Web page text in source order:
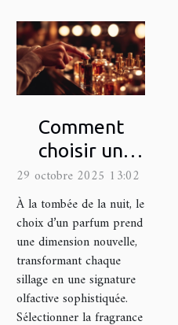
Comment
choisir un
parfum pour
les occasions
nocturnes ?
29 octobre 2025 13:02
À la tombée de la nuit, le
choix d’un parfum prend
une dimension nouvelle,
transformant chaque
sillage en une signature
olfactive sophistiquée.
Sélectionner la fragrance